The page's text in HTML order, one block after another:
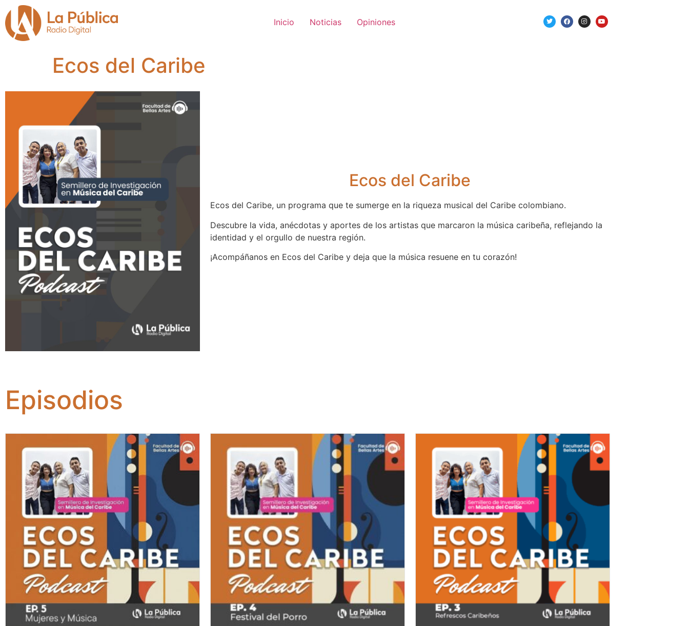
Inicio Noticias Opiniones
Ecos del Caribe
Ecos del Caribe
Ecos del Caribe, un programa que te sumerge en la riqueza musical del Caribe colombiano.
Descubre la vida, anécdotas y aportes de los artistas que marcaron la música caribeña, reflejando la
identidad y el orgullo de nuestra región.
¡Acompáñanos en Ecos del Caribe y deja que la música resuene en tu corazón!
Episodios